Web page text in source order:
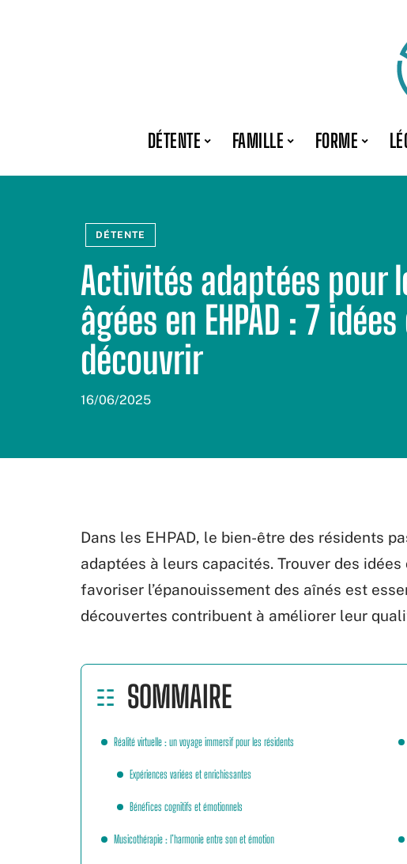
DÉTENTE FAMILLE FORME
DÉTENTE
Activités adaptées pour
âgées en EHPAD : 7
découvrir
16/06/2025
Dans les EHPAD, le bien-être des résidents
adaptées à leurs capacités. Trouver des
favoriser l’épanouissement des aînés est
découvertes contribuent à améliorer leur
SOMMAIRE
Réalité virtuelle : un voyage immersif pour les résidents
Expériences variées et enrichissantes
Bénéfices cognitifs et émotionnels
Musicothérapie : l’harmonie entre son et émotion